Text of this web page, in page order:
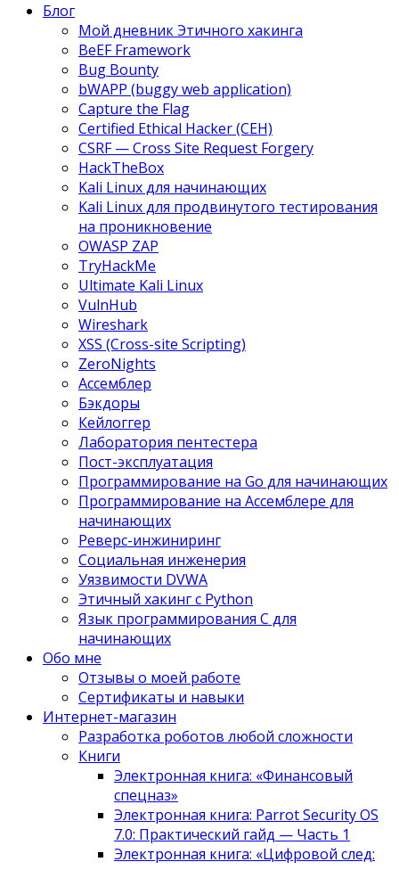
Блог
Мой дневник Этичного хакинга
BeEF Framework
Bug Bounty
bWAPP (buggy web application)
Capture the Flag
Certified Ethical Hacker (CEH)
CSRF — Cross Site Request Forgery
HackTheBox
Kali Linux для начинающих
Kali Linux для продвинутого тестирования
на проникновение
OWASP ZAP
TryHackMe
Ultimate Kali Linux
VulnHub
Wireshark
XSS (Cross-site Scripting)
ZeroNights
Ассемблер
Бэкдоры
Кейлоггер
Лаборатория пентестера
Пост-эксплуатация
Программирование на Go для начинающих
Программирование на Ассемблере для
начинающих
Реверс-инжиниринг
Социальная инженерия
Уязвимости DVWA
Этичный хакинг с Python
Язык программирования С для
начинающих
Обо мне
Отзывы о моей работе
Сертификаты и навыки
Интернет-магазин
Разработка роботов любой сложности
Книги
Электронная книга: «Финансовый
спецназ»
Электронная книга: Parrot Security OS
7.0: Практический гайд — Часть 1
Электронная книга: «Цифровой след: